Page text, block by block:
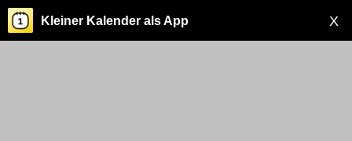
X
Kleiner Kalender als App